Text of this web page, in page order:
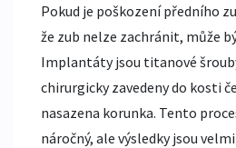
Pokud je poškození předního
že zub nelze zachránit, může
Implantáty jsou titanové
chirurgicky zavedeny do kosti
nasazena korunka. Tento
náročný, ale výsledky jsou